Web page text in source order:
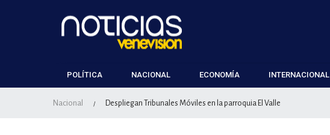
POLÍTICA NACIONAL ECONOMÍA INTERNACIONAL
Nacional / Despliegan Tribunales Móviles en la parroquia El Valle